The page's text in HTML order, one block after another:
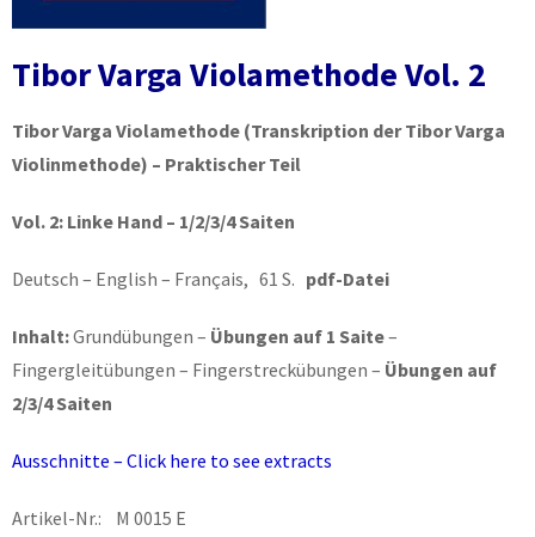
Tibor Varga Violamethode Vol. 2
Tibor Varga Violamethode (Transkription der Tibor Varga
Violinmethode) – Praktischer Teil
Vol. 2: Linke Hand – 1/2/3/4 Saiten
Deutsch – English – Français, 61 S. pdf-Datei
Inhalt:Grundübungen – Übungen auf 1 Saite–
Fingergleitübungen – Fingerstreckübungen – Übungen auf
2/3/4 Saiten
Ausschnitte – Click here to see extracts
Artikel-Nr.: M 0015 E